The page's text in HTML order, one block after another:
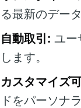
る最新のデー
自動取引: ユー
します。
カスタマイズ
ドをパーソナ